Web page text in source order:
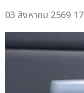
03 สิงหาคม 2569